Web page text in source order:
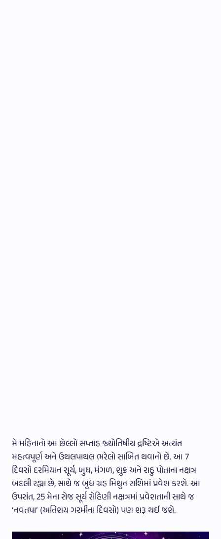
મે મહિનાનો આ છેલ્લો સપ્તાહ જ્યોતિષીય દ્રષ્ટિએ અત્યંત
મહત્વપૂર્ણ અને ઉથલપાથલ ભરેલો સાબિત થવાનો છે. આ 7
દિવસો દરમિયાન સૂર્ય, બુધ, મંગળ, શુક્ર અને રાહુ પોતાના નક્ષત્ર
બદલી રહ્યા છે, સાથે જ બુધ ગ્રહ મિથુન રાશિમાં પ્રવેશ કરશે. આ
ઉપરાંત, 25 મેના રોજ સૂર્ય રોહિણી નક્ષત્રમાં પ્રવેશતાની સાથે જ
‘નવતપા’ (અતિશય ગરમીના દિવસો) પણ શરૂ થઈ જશે.